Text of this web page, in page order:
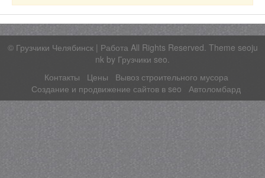
© Грузчики Челябинск | РаботаAll Rights Reserved. Theme seoju
nk by Грузчики seo.
Контакты
Цены
Вывоз строительного мусора
Создание и продвижение сайтов в seo
Автоломбард